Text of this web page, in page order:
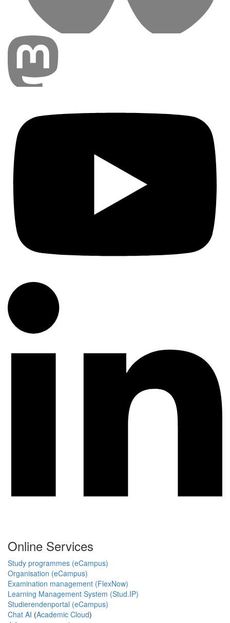
Online Services
Study programmes (eCampus)
Organisation (eCampus)
Examination management (FlexNow)
Learning Management System (Stud.IP)
Studierendenportal (eCampus)
Chat AI (Academic Cloud)